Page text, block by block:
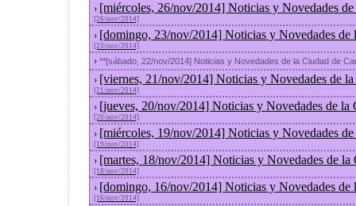
› [miércoles, 26/nov/2014] Noticias y Novedades
[26/nov/2014]
› [domingo, 23/nov/2014] Noticias y Novedades de
[23/nov/2014]
› **[sábado, 22/nov/2014] Noticias y Novedades de la Ciudad de
› [viernes, 21/nov/2014] Noticias y Novedades de
[21/nov/2014]
› [jueves, 20/nov/2014] Noticias y Novedades de la
[20/nov/2014]
› [miércoles, 19/nov/2014] Noticias y Novedades
[19/nov/2014]
› [martes, 18/nov/2014] Noticias y Novedades de la
[18/nov/2014]
› [domingo, 16/nov/2014] Noticias y Novedades de
[16/nov/2014]